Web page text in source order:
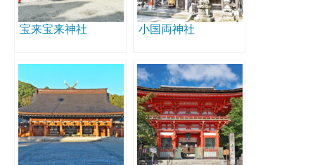
宝来宝来神社 小国両神社